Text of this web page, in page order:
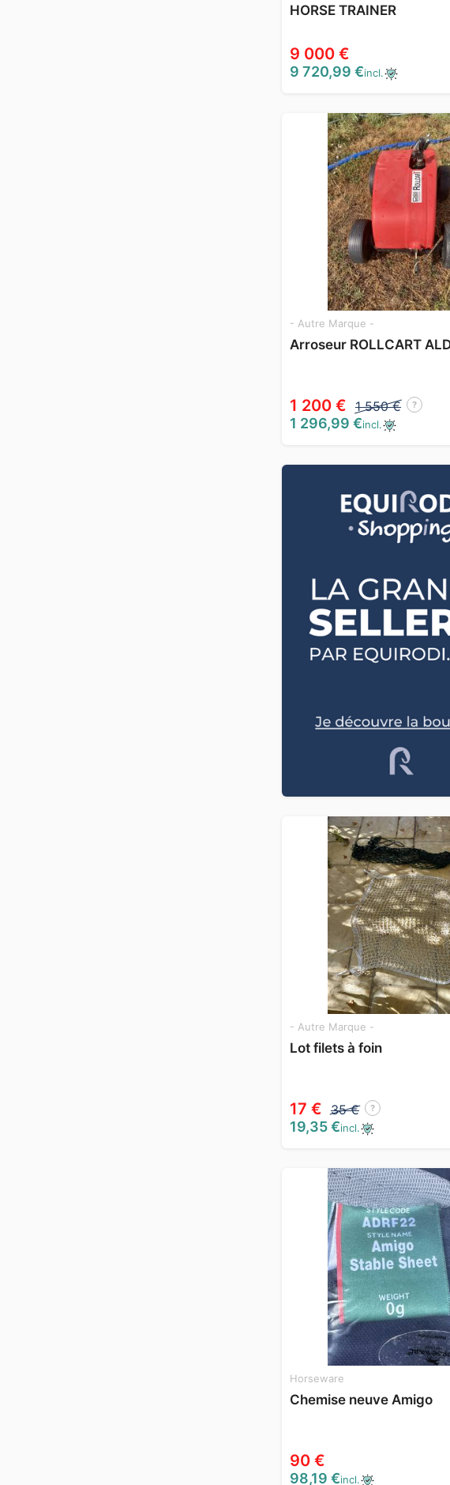
HORSE TRAINER
9 000 €
9 720,99 €incl.
- Autre Marque -
Arroseur ROLLCART
1 200 € 1 550 € ?
1 296,99 €incl.
- Autre Marque -
Lot filets à foin
17 € 35 € ?
19,35 €incl.
Horseware
Chemise neuve Amigo
90 €
98,19 €incl.